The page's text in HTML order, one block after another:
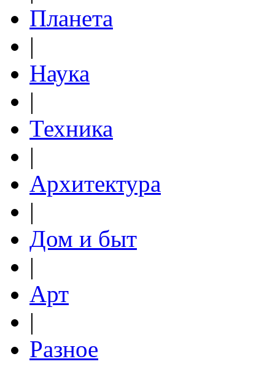
Планета
|
Наука
|
Техника
|
Архитектура
|
Дом и быт
|
Арт
|
Разное